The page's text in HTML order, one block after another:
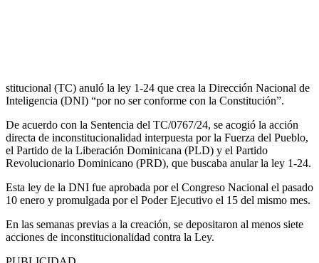
stitucional (TC) anuló la ley 1-24 que crea la Dirección Nacional de
Inteligencia (DNI) “por no ser conforme con la Constitución”.
De acuerdo con la Sentencia del TC/0767/24, se acogió la acción
directa de inconstitucionalidad interpuesta por la Fuerza del Pueblo,
el Partido de la Liberación Dominicana (PLD) y el Partido
Revolucionario Dominicano (PRD), que buscaba anular la ley 1-24.
Esta ley de la DNI fue aprobada por el Congreso Nacional el pasado
10 enero y promulgada por el Poder Ejecutivo el 15 del mismo mes.
En las semanas previas a la creación, se depositaron al menos siete
acciones de inconstitucionalidad contra la Ley.